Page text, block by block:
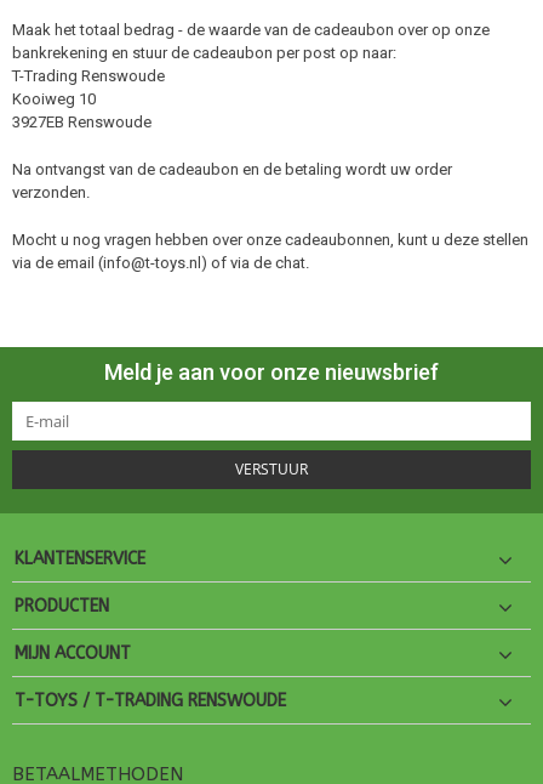
Maak het totaal bedrag - de waarde van de cadeaubon over op onze
bankrekening en stuur de cadeaubon per post op naar:
T-Trading Renswoude
Kooiweg 10
3927EB Renswoude
Na ontvangst van de cadeaubon en de betaling wordt uw order
verzonden.
Mocht u nog vragen hebben over onze cadeaubonnen, kunt u deze stellen
via de email (info@t-toys.nl ) of via de chat.
Meld je aan voor onze nieuwsbrief
VERSTUUR
KLANTENSERVICE
PRODUCTEN
MIJN ACCOUNT
T-TOYS / T-TRADING RENSWOUDE
BETAALMETHODEN